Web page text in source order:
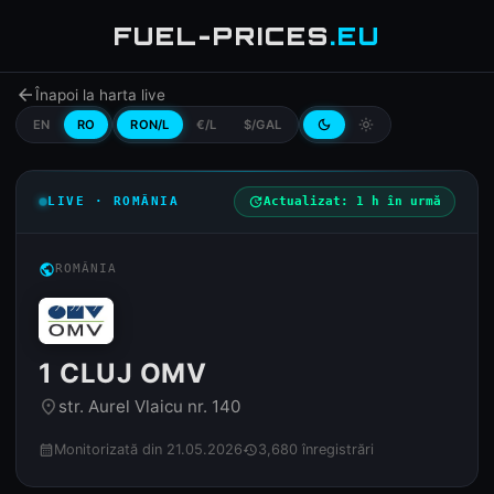
FUEL-PRICES.EU
arrow_backÎnapoi la harta live
EN RO RON/L €/L $/GAL dark_mode light_mode
LIVE · ROMÂNIA updateActualizat: 1 h în urmă
publicROMÂNIA
1 CLUJ OMV
place str. Aurel Vlaicu nr. 140
calendar_month Monitorizată din 21.05.2026history3,680 înregistrări